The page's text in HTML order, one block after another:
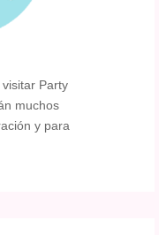
Party
muchos
y para